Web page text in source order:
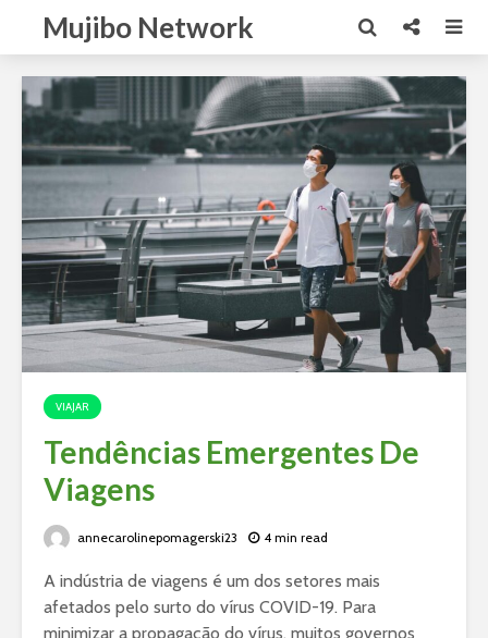
Mujibo Network
VIAJAR
Tendências Emergentes De
Viagens
annecarolinepomagerski23 4 min read
A indústria de viagens é um dos setores mais
afetados pelo surto do vírus COVID-19. Para
minimizar a propagação do vírus, muitos governos